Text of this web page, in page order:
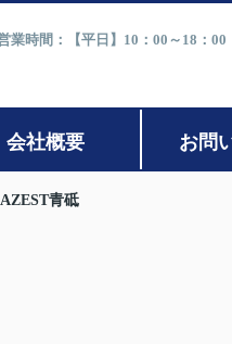
業時間：【平日】10：00～18：
会社概要 お問
AZEST青砥